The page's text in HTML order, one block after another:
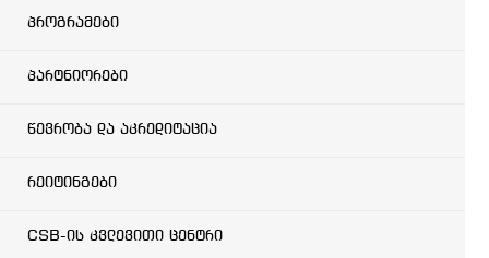
პროგრამები
პარტნიორები
წევრობა და აკრედიტაცია
რეიტინგები
CSB-ის კვლევითი ცენტრი